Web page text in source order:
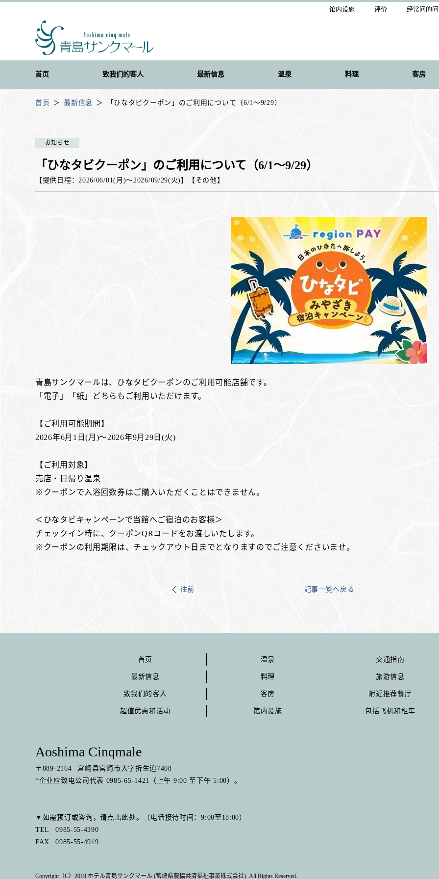
馆内设施 评价 经常问的
首页 致我们的客人 最新信息 温泉 料理 客房
首页 最新信息 「ひなタビクーポン」のご利用について（6/1～9/29）
お知らせ
「ひなタビクーポン」のご利用について（6/1～9/29）
【提供日程：2026/06/01(月)〜2026/09/29(火) 】 【 その他】
青島サンクマールは、ひなタビクーポンのご利用可能店舗です。
「電子」「紙」どちらもご利用いただけます。
【ご利用可能期間】
2026年6月1日(月)～2026年9月29日(火)
【ご利用対象】
売店・日帰り温泉
※クーポンで入浴回数券はご購入いただくことはできません。
＜ひなタビキャンペーンで当館へご宿泊のお客様＞
チェックイン時に、クーポンQRコードをお渡しいたします。
※クーポンの利用期限は、チェックアウト日までとなりますのでご注意くださいませ。
往前 記事一覧へ戻る
首页
最新信息
致我们的客人
超值优惠和活动
温泉
料理
客房
馆内设施
交通指南
旅游信息
附近推荐餐厅
包括飞机和租车
Aoshima Cinqmale
〒 889-2164
宫崎县宫崎市大字折生迫7408
*企业应致电公司代表 0985-65-1421（上午 9:00 至下午 5:00）。
▼如需预订或咨询，请点击此处。（电话接待时间：9:00至18:00）
TEL
0985-55-4390
FAX
0985-55-4919
Copyright（C）2019 ホテル青島サンクマール (宮崎県農協共済福祉事業株式会社). All Rights Reserved.